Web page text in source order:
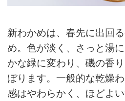
新わかめは、春先に出回
め。色が淡く、さっと湯
かな緑に変わり、磯の香
ぼります。一般的な乾燥
感はやわらかく、ほどよ